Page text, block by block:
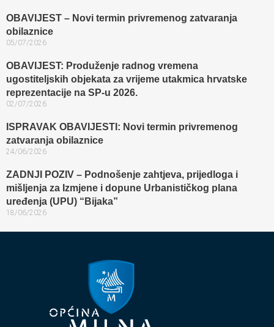
OBAVIJEST – Novi termin privremenog zatvaranja
obilaznice​
05/07/2026
OBAVIJEST: Produženje radnog vremena
ugostiteljskih objekata za vrijeme utakmica hrvatske
reprezentacije na SP-u 2026.
02/07/2026
ISPRAVAK OBAVIJESTI: Novi termin privremenog
zatvaranja obilaznice​
24/06/2026
ZADNJI POZIV – Podnošenje zahtjeva, prijedloga i
mišljenja za Izmjene i dopune Urbanističkog plana
uređenja (UPU) “Bijaka”
18/06/2026